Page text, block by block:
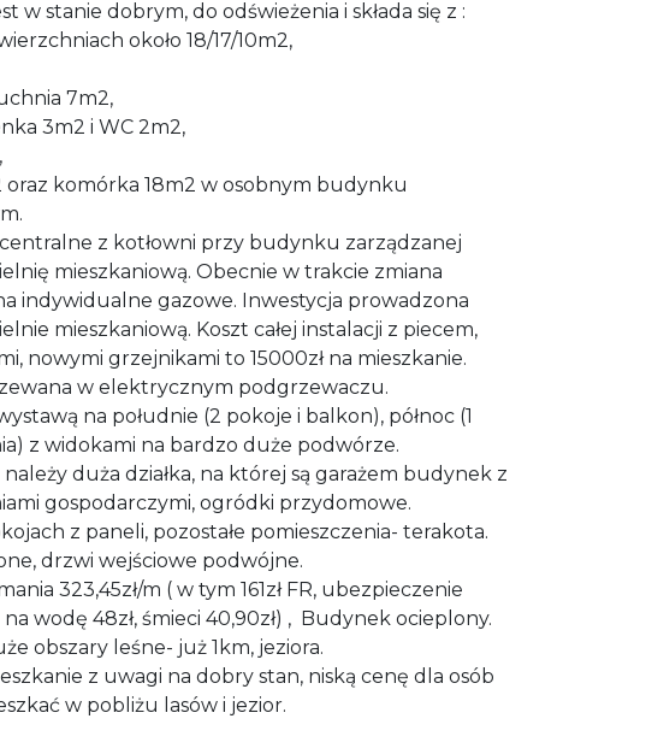
w stanie dobrym, do odświeżenia i składa się z :
około 18/17/10m2,
7m2,
3m2 i WC 2m2,
oraz komórka 18m2 w osobnym budynku
z kotłowni przy budynku zarządzanej
mieszkaniową. Obecnie w trakcie zmiana
indywidualne gazowe. Inwestycja prowadzona
mieszkaniową. Koszt całej instalacji z piecem,
nowymi grzejnikami to 15000zł na mieszkanie.
w elektrycznym podgrzewaczu.
na południe (2 pokoje i balkon), północ (1
z widokami na bardzo duże podwórze.
duża działka, na której są garażem budynek z
gospodarczymi, ogródki przydomowe.
z paneli, pozostałe pomieszczenia- terakota.
drzwi wejściowe podwójne.
323,45zł/m ( w tym 161zł FR, ubezpieczenie
na wodę 48zł, śmieci 40,90zł) , Budynek ocieplony.
obszary leśne- już 1km, jeziora.
z uwagi na dobry stan, niską cenę dla osób
w pobliżu lasów i jezior.